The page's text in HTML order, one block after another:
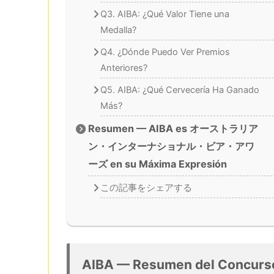
Q3. AIBA: ¿Qué Valor Tiene una
Medalla?
Q4. ¿Dónde Puedo Ver Premios
Anteriores?
Q5. AIBA: ¿Qué Cervecería Ha Ganado
Más?
Resumen — AIBA es オーストラリア
ン・インターナショナル・ビア・アワ
ーズ en su Máxima Expresión
この記事をシェアする
AIBA — Resumen del